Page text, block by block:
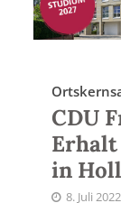
CDU
Erhalt
in
8. Juli 2022